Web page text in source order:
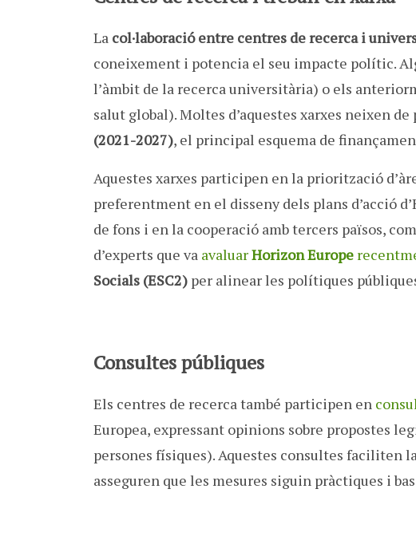
La col·laboració entre centres de recerca i
coneixement i potencia el seu impacte polític.
l’àmbit de la recerca universitària) o els
salut global). Moltes d’aquestes xarxes neixen
(2021-2027), el principal esquema de
Aquestes xarxes participen en la priorització
preferentment en el disseny dels plans d’acció
de fons i en la cooperació amb tercers països,
d’experts que va avaluarHorizon Europe
Socials (ESC2) per alinear les polítiques
Consultes públiques
Els centres de recerca també participen en
Europea, expressant opinions sobre propostes
persones físiques). Aquestes consultes
asseguren que les mesures siguin pràctiques i